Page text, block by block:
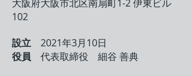
​大阪府大阪市北区南扇町1-2 伊東ビル
102
設立 2021年3月10日
役員 代表取締役 細谷 善典